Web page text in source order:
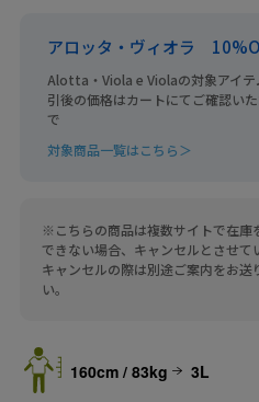
アロッタ・ヴィオラ
Alotta・Viola e Violaの対象アイ
引後の価格はカートにてご確認い
で
対象商品一覧はこちら＞
※こちらの商品は複数サイトで在庫
できない場合、キャンセルとさせて
キャンセルの際は別途ご案内をお送
い。
160cm / 83kg 3L